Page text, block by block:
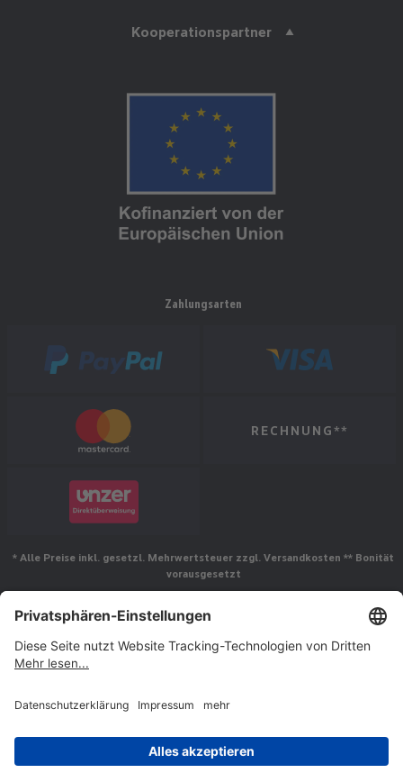
Kooperationspartner
Zahlungsarten
RECHNUNG**
* Alle Preise inkl. gesetzl. Mehrwertsteuer zzgl. Versandkosten ** Bonität
vorausgesetzt
Folgen Sie uns
© Jakob Maul GmbH,
Jakob-Maul-Str. 17, 64732 Bad König, Deutschland